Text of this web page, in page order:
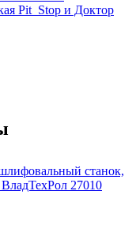
Pit_Stop и Доктор